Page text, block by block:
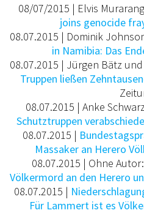
08/07/2015 | Elvis
joins genocide
08.07.2015 | Dominik
in Namibia: Das
08.07.2015 | Jürgen Bätz
Truppen ließen
08.07.2015 | Anke
Schutztruppen
08.07.2015 |
Massaker an Herero
08.07.2015 | Ohne Autor:
Völkermord an den Herero
08.07.2015 |
Für Lammert ist es